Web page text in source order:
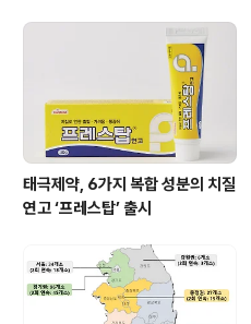
태극제약, 6가지 복합 성분의 치질
연고 ‘프레스탑’ 출시